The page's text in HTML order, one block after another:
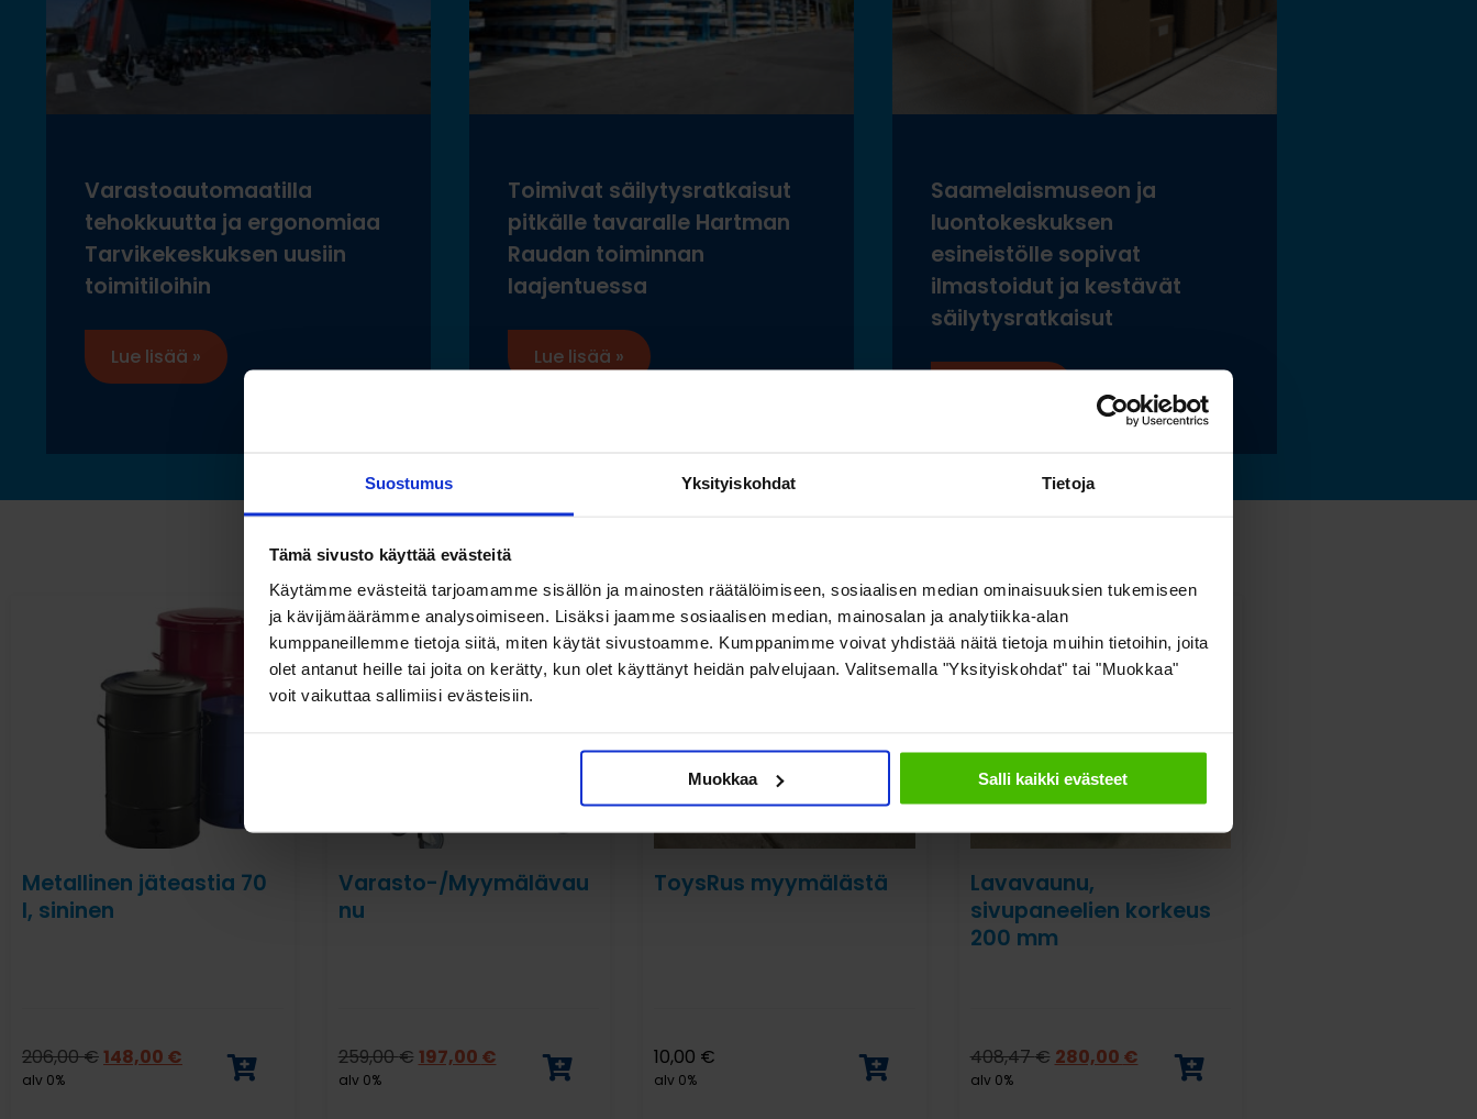
Suostumus Yksityiskohdat Tietoja
Tämä sivusto käyttää evästeitä
Käytämme evästeitä tarjoamamme sisällön ja mainosten räätälöimiseen, sosiaalisen median ominaisuuksien tukemiseen
ja kävijämäärämme analysoimiseen. Lisäksi jaamme sosiaalisen median, mainosalan ja analytiikka-alan
kumppaneillemme tietoja siitä, miten käytät sivustoamme. Kumppanimme voivat yhdistää näitä tietoja muihin tietoihin, joita
olet antanut heille tai joita on kerätty, kun olet käyttänyt heidän palvelujaan. Valitsemalla "Yksityiskohdat" tai "Muokkaa"
voit vaikuttaa sallimiisi evästeisiin.
Muokkaa Salli kaikki evästeet
Varastoautomaatilla
tehokkuutta ja ergonomiaa
Tarvikekeskuksen uusiin
toimitiloihin
Lue lisää »
Toimivat säilytysratkaisut
pitkälle tavaralle Hartman
Raudan toiminnan
laajentuessa
Lue lisää »
Saamelaismuseon ja
luontokeskuksen
esineistölle sopivat
ilmastoidut ja kestävät
säilytysratkaisut
Katso myös nämä
Metallinen jäteastia 70
l, sininen
206,00€148,00 €
alv 0%
Varasto-/Myymälävau
nu
259,00€ 197,00 €
alv 0%
ToysRus myymälästä
10,00 €
alv 0%
Lavavaunu,
sivupaneelien korkeus
200 mm
408,47€ 280,00 €
alv 0%